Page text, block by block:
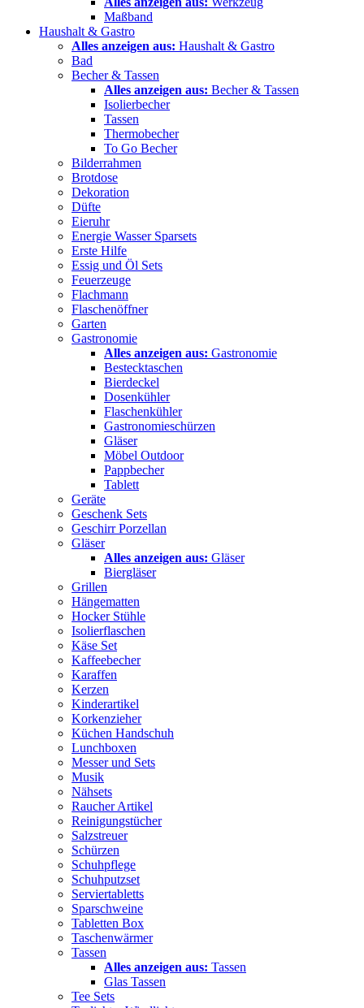
Maßband
Haushalt & Gastro
Alles anzeigen aus: Haushalt & Gastro
Bad
Becher & Tassen
Alles anzeigen aus: Becher & Tassen
Isolierbecher
Tassen
Thermobecher
To Go Becher
Bilderrahmen
Brotdose
Dekoration
Düfte
Eieruhr
Energie Wasser Sparsets
Erste Hilfe
Essig und Öl Sets
Feuerzeuge
Flachmann
Flaschenöffner
Garten
Gastronomie
Alles anzeigen aus: Gastronomie
Bestecktaschen
Bierdeckel
Dosenkühler
Flaschenkühler
Gastronomieschürzen
Gläser
Möbel Outdoor
Pappbecher
Tablett
Geräte
Geschenk Sets
Geschirr Porzellan
Gläser
Alles anzeigen aus: Gläser
Biergläser
Grillen
Hängematten
Hocker Stühle
Isolierflaschen
Käse Set
Kaffeebecher
Karaffen
Kerzen
Kinderartikel
Korkenzieher
Küchen Handschuh
Lunchboxen
Messer und Sets
Musik
Nähsets
Raucher Artikel
Reinigungstücher
Salzstreuer
Schürzen
Schuhpflege
Schuhputzset
Serviertabletts
Sparschweine
Tabletten Box
Taschenwärmer
Tassen
Alles anzeigen aus: Tassen
Glas Tassen
Tee Sets